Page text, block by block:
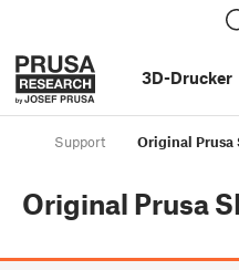
3D-Drucker
Support Original Prusa
Original Prusa